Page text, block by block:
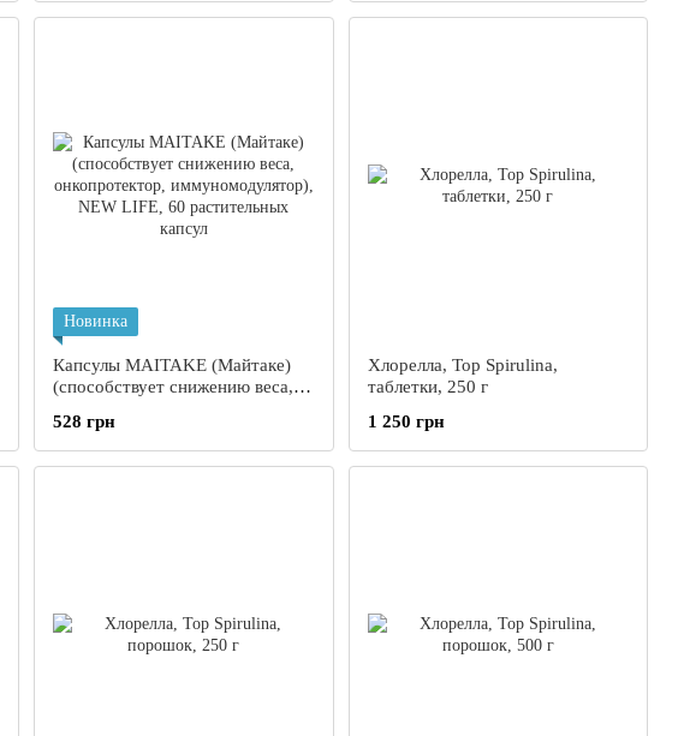
Новинка
Капсулы MAITAKE (Майтаке)
(способствует снижению веса,
иммуномодулятор), NEW LIFE,
60 растительных капсул
528 грн
Хлорелла, Top Spirulina,
таблетки, 250 г
1 250 грн